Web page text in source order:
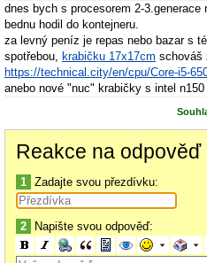
dnes bych s procesorem 2-
bednu hodil do kontejneru.
za levný peníz je repas nebo bazar s
spotřebou, krabičku 17x17cm schováš
https://technical.city/en/cpu/Core-i5-
anebo nové "nuc" krabičky s intel n150
Reakce na odpověď
1 Zadajte svou přezdívku:
2 Napište svou odpověď: